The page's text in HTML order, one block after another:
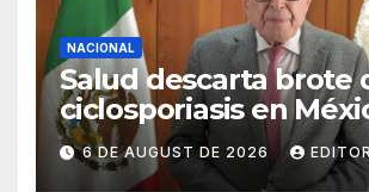
NACIONAL
Salud descarta brote
ciclosporiasis en
confirma 33 casos en
estados
6 DE AUGUST DE 2026